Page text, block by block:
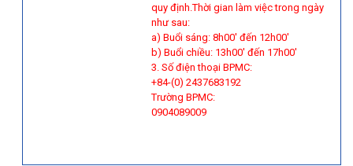
quy định.Thời gian làm việc trong ngày
như sau:
a) Buổi sáng: 8h00' đến 12h00'
b) Buổi chiều: 13h00' đến 17h00'
3. Số điện thoại BPMC:
+84-(0) 2437683192
Trường BPMC:
0904089009